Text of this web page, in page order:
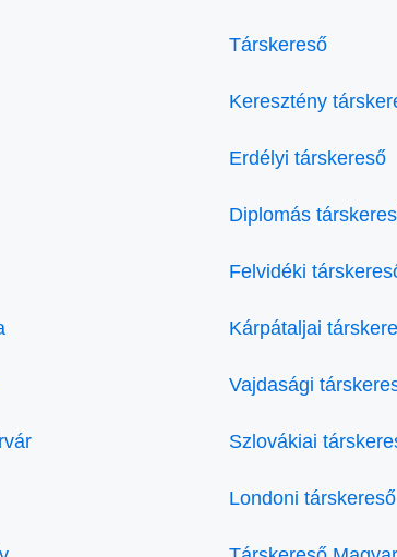
Társkereső
Keresztény
Erdélyi társkereső
Diplomás
Felvidéki
Kárpátaljai
Vajdasági
Szlovákiai
Londoni társkereső